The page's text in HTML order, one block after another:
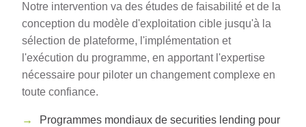
Notre intervention va des études de faisabilité et de la
conception du modèle d'exploitation cible jusqu'à la
sélection de plateforme, l'implémentation et
l'exécution du programme, en apportant l'expertise
nécessaire pour piloter un changement complexe en
toute confiance.
Programmes mondiaux de securities lending pour